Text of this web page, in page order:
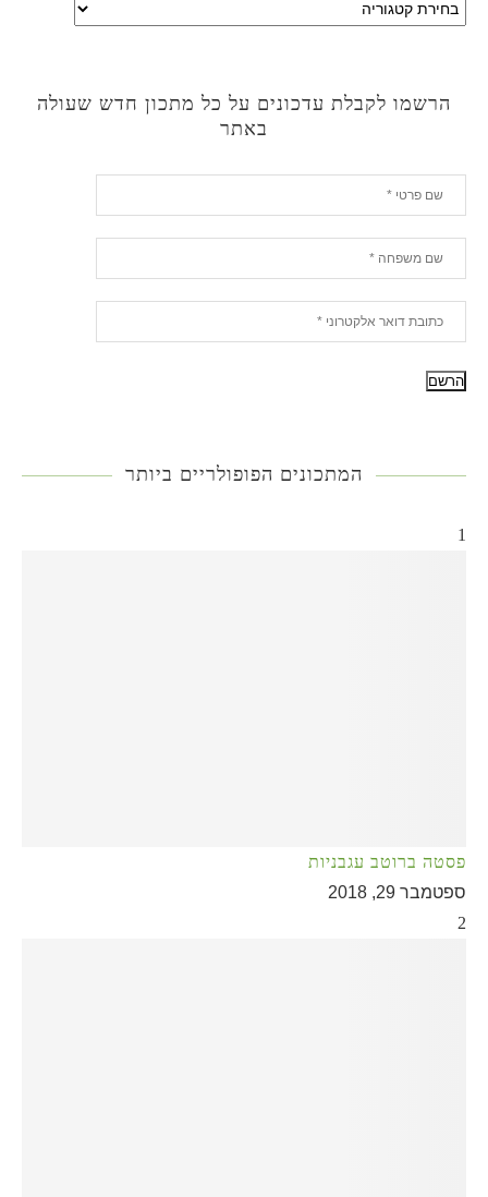
הרשמו לקבלת עדכונים על כל מתכון חדש שעולה
באתר
המתכונים הפופולריים ביותר
1
פסטה ברוטב עגבניות
ספטמבר 29, 2018
2